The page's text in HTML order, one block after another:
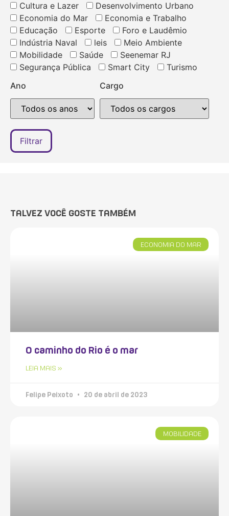
Cultura e Lazer
Desenvolvimento Urbano
Economia do Mar
Economia e Trabalho
Educação
Esporte
Foro e Laudêmio
Indústria Naval
leis
Meio Ambiente
Mobilidade
Saúde
Seenemar RJ
Segurança Pública
Smart City
Turismo
Ano
Cargo
TALVEZ VOCÊ GOSTE TAMBÉM
ECONOMIA DO MAR
O caminho do Rio é o mar
LEIA MAIS »
Felipe Peixoto 20 de abril de 2023
MOBILIDADE